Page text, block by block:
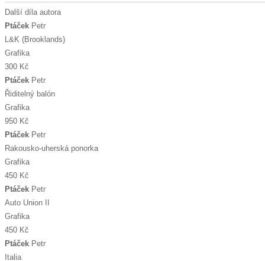
Další díla autora
Ptáček Petr
L&K (Brooklands)
Grafika
300 Kč
Ptáček Petr
Řiditelný balón
Grafika
950 Kč
Ptáček Petr
Rakousko-uherská ponorka
Grafika
450 Kč
Ptáček Petr
Auto Union II
Grafika
450 Kč
Ptáček Petr
Italia